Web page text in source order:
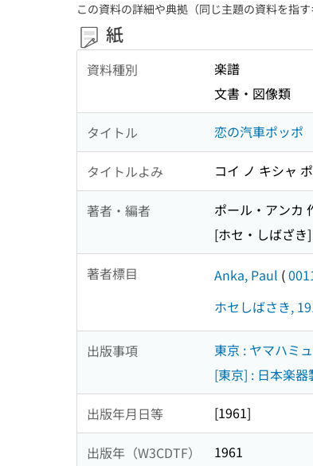
この資料の詳細や典拠（同じ主題の資料を指
紙
資料種別
楽譜
文書・図像類
タイトル 恋の汽車ポッポ
タイトルよみ コイ ノ キシャ
著者・編者
ポール・アンカ
[ホセ・しばざき
著者標目 Anka, Paul (
ホセしばさき,
出版事項
東京 : ヤマハミ
[東京] : 日本楽器
出版年月日等 [1961]
出版年（W3CDTF） 1961